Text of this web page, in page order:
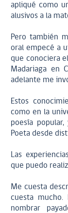
apliqué como
alusivos a la
Pero también
oral empecé a
que conociera
Madariaga en
adelante me
Estos
como en la
poesía
Poeta desde
Las
que puedo
Me cuesta
cuesta
nombrar